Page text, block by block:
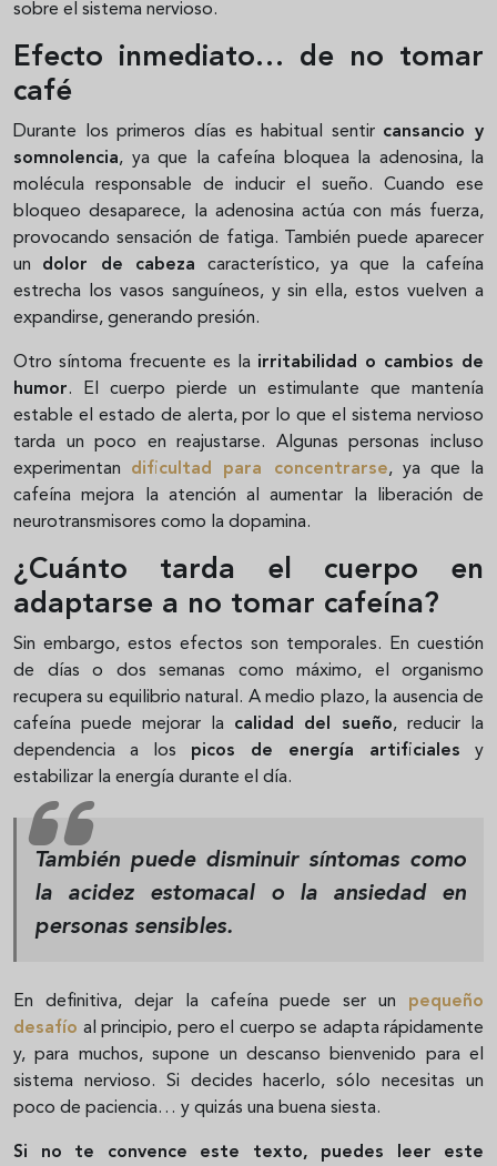
sobre el sistema nervioso.
Efecto inmediato… de no tomar
café
Durante los primeros días es habitual sentir cansancio y
somnolencia, ya que la cafeína bloquea la adenosina, la
molécula responsable de inducir el sueño. Cuando ese
bloqueo desaparece, la adenosina actúa con más fuerza,
provocando sensación de fatiga. También puede aparecer
un dolor de cabeza característico, ya que la cafeína
estrecha los vasos sanguíneos, y sin ella, estos vuelven a
expandirse, generando presión.
Otro síntoma frecuente es la irritabilidad o cambios de
humor. El cuerpo pierde un estimulante que mantenía
estable el estado de alerta, por lo que el sistema nervioso
tarda un poco en reajustarse. Algunas personas incluso
experimentan dificultad para concentrarse, ya que la
cafeína mejora la atención al aumentar la liberación de
neurotransmisores como la dopamina.
¿Cuánto tarda el cuerpo en
adaptarse a no tomar cafeína?
Sin embargo, estos efectos son temporales. En cuestión
de días o dos semanas como máximo, el organismo
recupera su equilibrio natural. A medio plazo, la ausencia de
cafeína puede mejorar la calidad del sueño, reducir la
dependencia a los picos de energía artificiales y
estabilizar la energía durante el día.
También puede disminuir síntomas como
la acidez estomacal o la ansiedad en
personas sensibles.
En definitiva, dejar la cafeína puede ser un pequeño
desafío al principio, pero el cuerpo se adapta rápidamente
y, para muchos, supone un descanso bienvenido para el
sistema nervioso. Si decides hacerlo, sólo necesitas un
poco de paciencia… y quizás una buena siesta.
Si no te convence este texto, puedes leer este